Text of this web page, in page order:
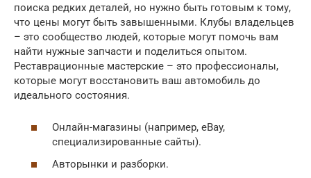
поиска редких деталей, но нужно быть готовым к тому,
что цены могут быть завышенными. Клубы владельцев
– это сообщество людей, которые могут помочь вам
найти нужные запчасти и поделиться опытом.
Реставрационные мастерские – это профессионалы,
которые могут восстановить ваш автомобиль до
идеального состояния.
Онлайн-магазины (например, eBay,
специализированные сайты).
Авторынки и разборки.